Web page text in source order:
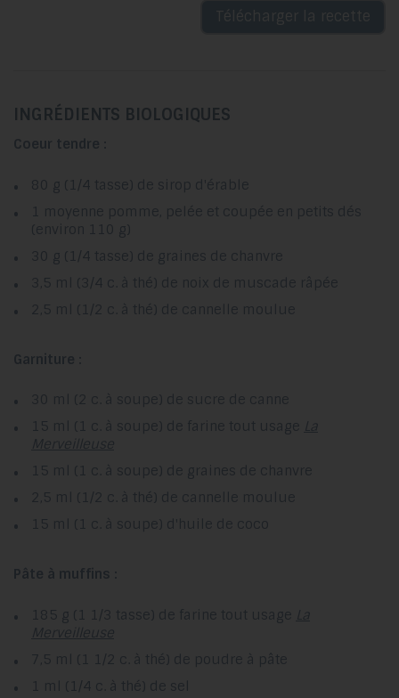
INGRÉDIENTS BIOLOGIQUES
Coeur tendre :
80 g (1/4 tasse) de sirop d'érable
1 moyenne pomme, pelée et coupée en petits dés
(environ 110 g)
30 g (1/4 tasse) de graines de chanvre
3,5 ml (3/4 c. à thé) de noix de muscade râpée
2,5 ml (1/2 c. à thé) de cannelle moulue
Garniture :
30 ml (2 c. à soupe) de sucre de canne
15 ml (1 c. à soupe) de farine tout usage La
Merveilleuse
15 ml (1 c. à soupe) de graines de chanvre
2,5 ml (1/2 c. à thé) de cannelle moulue
15 ml (1 c. à soupe) d'huile de coco
Pâte à muffins :
185 g (1 1/3 tasse) de farine tout usage La
Merveilleuse
7,5 ml (1 1/2 c. à thé) de poudre à pâte
1 ml (1/4 c. à thé) de sel